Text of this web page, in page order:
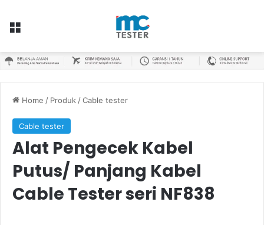
Menu
Home / Produk /Cable tester
Cable tester
Alat Pengecek Kabel
Putus/ Panjang Kabel
Cable Tester seri NF838